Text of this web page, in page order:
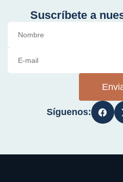
Suscríbete a
Síguenos: